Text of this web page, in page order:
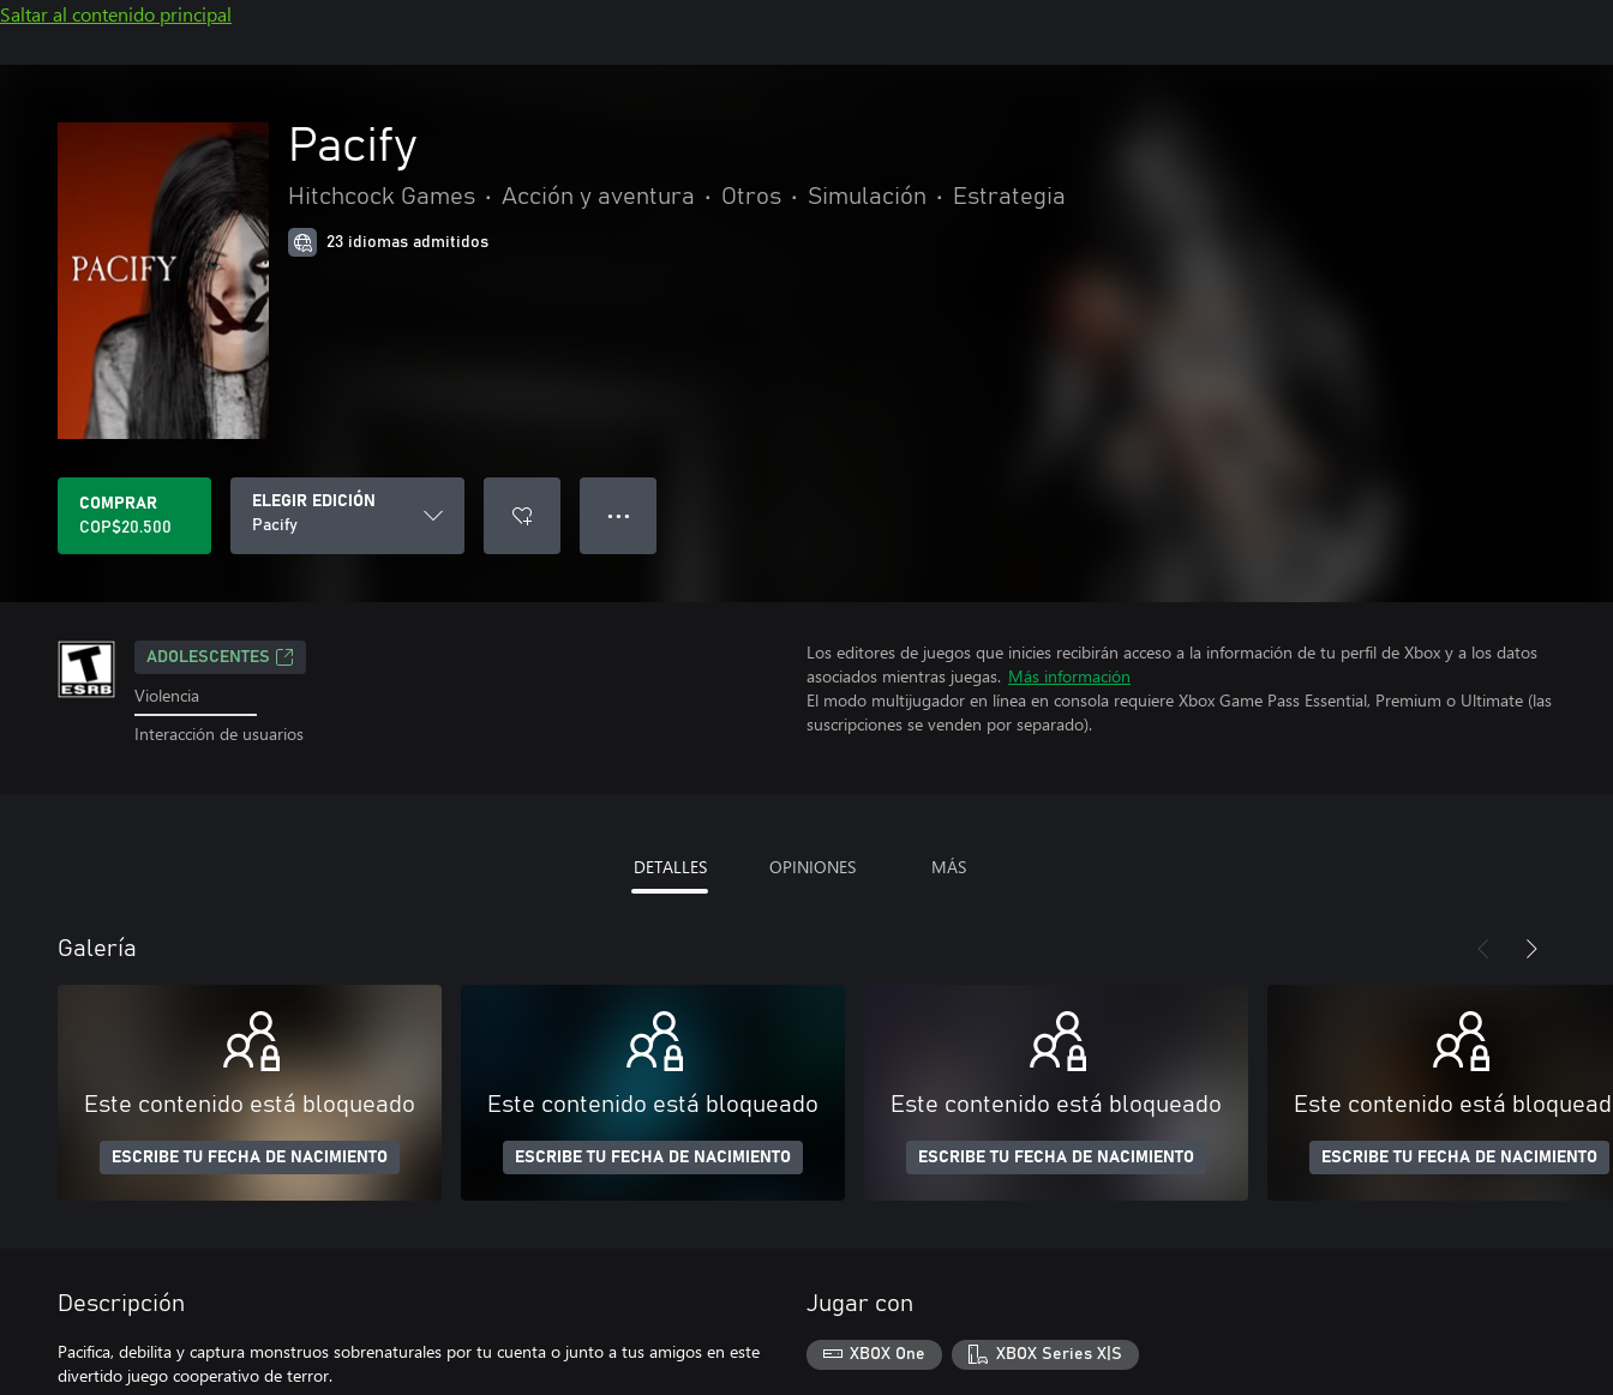
Saltar al contenido principal
Pacify
Hitchcock Games • Acción y aventura • Otros • Simulación • Estrategia
23 idiomas admitidos
COMPRAR
COP$20.500
ELEGIR EDICIÓN
Pacify
● ● ●
ADOLESCENTES
Violencia
Interacción de usuarios
Los editores de juegos que inicies recibirán acceso a la información de tu perfil de Xbox y a los datos
asociados mientras juegas. Más información
El modo multijugador en línea en consola requiere Xbox Game Pass Essential, Premium o Ultimate (las
suscripciones se venden por separado).
DETALLES OPINIONES MÁS
Galería
Este contenido está bloqueado
ESCRIBE TU FECHA DE NACIMIENTO
Este contenido está bloqueado
ESCRIBE TU FECHA DE NACIMIENTO
Este contenido está bloqueado
ESCRIBE TU FECHA DE NACIMIENTO
Este contenido está
ESCRIBE TU FECHA DE NACIMIENTO
Descripción
Pacifica, debilita y captura monstruos sobrenaturales por tu cuenta o junto a tus amigos en este
divertido juego cooperativo de terror.
Jugar con
XBOX One XBOX Series X|S